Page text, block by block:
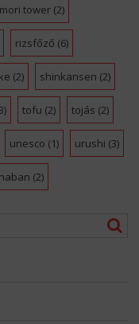
mori tower(2)
rizsfőző (6)
(2) shinkansen (2)
tofu (2) tojás (2)
unesco (1) urushi (3)
(2)